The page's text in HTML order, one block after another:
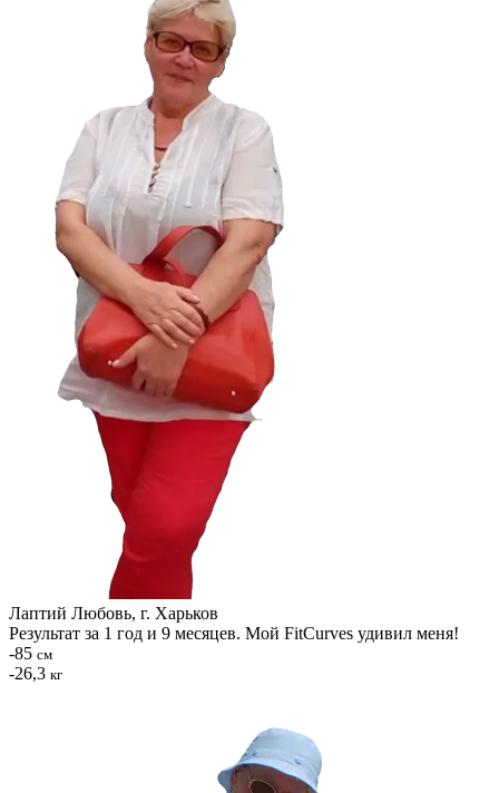
Лаптий Любовь, г. Харьков
Результат за 1 год и 9 месяцев. Мой FitCurves удивил меня!
-85 см
-26,3 кг